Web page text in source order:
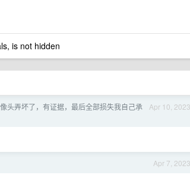
is not hidden
Apr 10, 2023
头弄坏了，有证据，最后全部损失我自己承
Apr 7, 2023